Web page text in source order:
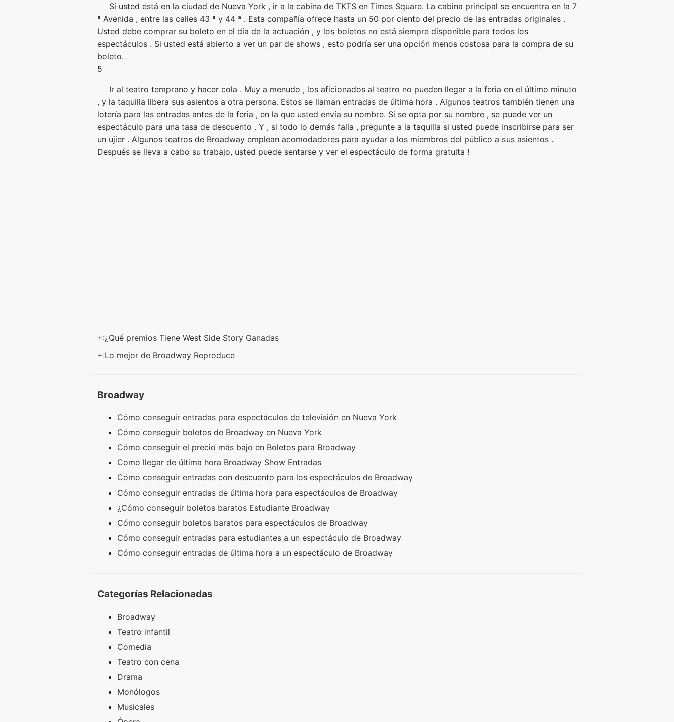
Si usted está en la ciudad de Nueva York , ir a la cabina de TKTS en Times Square. La cabina principal se encuentra en la 7
ª Avenida , entre las calles 43 ª y 44 ª . Esta compañía ofrece hasta un 50 por ciento del precio de las entradas originales .
Usted debe comprar su boleto en el día de la actuación , y los boletos no está siempre disponible para todos los
espectáculos . Si usted está abierto a ver un par de shows , esto podría ser una opción menos costosa para la compra de su
boleto.
5
Ir al teatro temprano y hacer cola . Muy a menudo , los aficionados al teatro no pueden llegar a la feria en el último minuto
, y la taquilla libera sus asientos a otra persona. Estos se llaman entradas de última hora . Algunos teatros también tienen una
lotería para las entradas antes de la feria , en la que usted envía su nombre. Si se opta por su nombre , se puede ver un
espectáculo para una tasa de descuento . Y , si todo lo demás falla , pregunte a la taquilla si usted puede inscribirse para ser
un ujier . Algunos teatros de Broadway emplean acomodadores para ayudar a los miembros del público a sus asientos .
Después se lleva a cabo su trabajo, usted puede sentarse y ver el espectáculo de forma gratuita !
+:¿Qué premios Tiene West Side Story Ganadas
+:Lo mejor de Broadway Reproduce
Broadway
Cómo conseguir entradas para espectáculos de televisión en Nueva York
Cómo conseguir boletos de Broadway en Nueva York
Cómo conseguir el precio más bajo en Boletos para Broadway
Como llegar de última hora Broadway Show Entradas
Cómo conseguir entradas con descuento para los espectáculos de Broadway
Cómo conseguir entradas de última hora para espectáculos de Broadway
¿Cómo conseguir boletos baratos Estudiante Broadway
Cómo conseguir boletos baratos para espectáculos de Broadway
Cómo conseguir entradas para estudiantes a un espectáculo de Broadway
Cómo conseguir entradas de última hora a un espectáculo de Broadway
Categorías Relacionadas
Broadway
Teatro infantil
Comedia
Teatro con cena
Drama
Monólogos
Musicales